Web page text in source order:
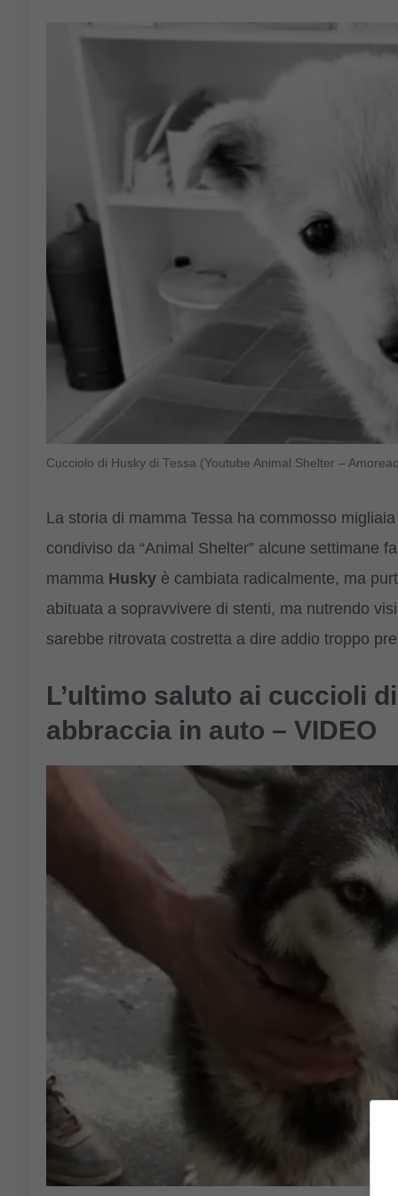
Cucciolo di Husky di Tessa (Youtube Animal Shelter –
La storia di mamma Tessa ha commosso
condiviso da “Animal Shelter” alcune settimane
mamma Husky è cambiata radicalmente, ma
abituata a sopravvivere di stenti, ma nutrendo
sarebbe ritrovata costretta a dire addio troppo
L’ultimo saluto ai cuccioli
abbraccia in auto – VIDEO